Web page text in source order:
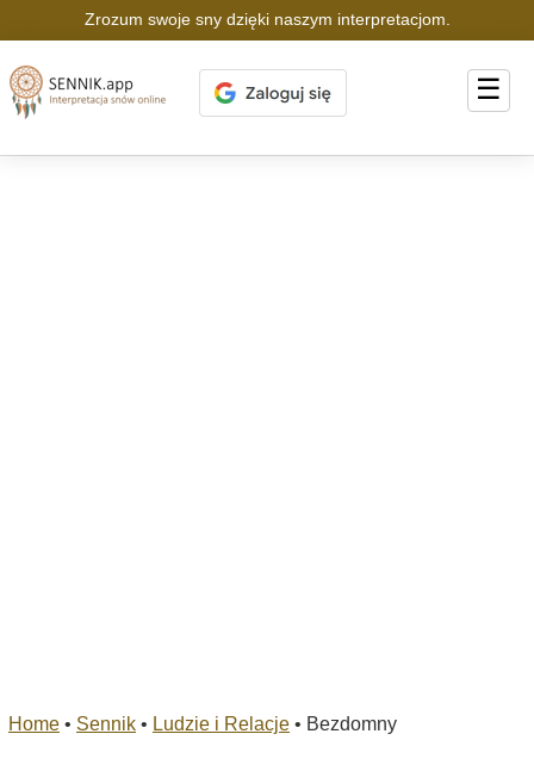
Zrozum swoje sny dzięki naszym interpretacjom.
☰
Home • Sennik • Ludzie i Relacje • Bezdomny